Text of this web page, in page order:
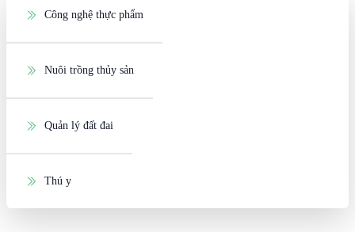
Công nghệ thực phẩm
Nuôi trồng thủy sản
Quản lý đất đai
Thú y